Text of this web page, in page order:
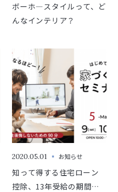
ボーホ―スタイルって、ど
んなインテリア？
2020.05.01 お知らせ
知って得する住宅ローン
控除、13年受給の期間が